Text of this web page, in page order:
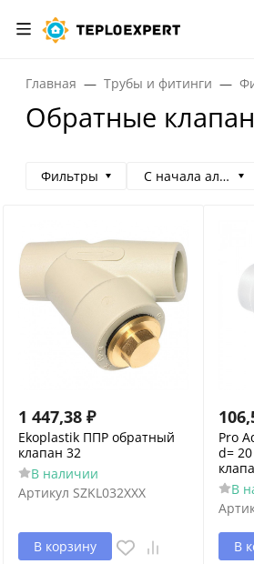
Главная Трубы и фитинги
Обратные
Фильтры С начала
1 447,38 ₽
Ekoplastik ППР обратный
клапан 32
В наличии
Артикул SZKL032XXX
В корзину
Pro
d=
В
В